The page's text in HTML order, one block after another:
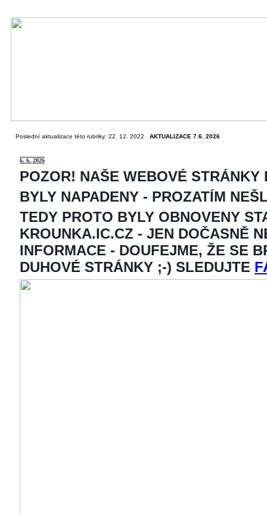
Poslední aktualizace této rubriky: 22. 12. 2022 AKTUALIZACE 7.6. 2026
6. 6. 2026
POZOR! NAŠE WEBOVÉ STRÁNKY
BYLY NAPADENY - PROZATÍM
TEDY PROTO BYLY OBNOVENY
KROUNKA.IC.CZ - JEN DOČASNĚ
INFORMACE - DOUFEJME, ŽE SE
DUHOVÉ STRÁNKY ;-) SLEDUJTE